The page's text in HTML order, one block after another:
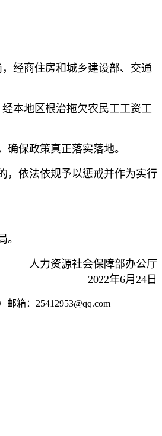
经商住房和城乡建设部、交通
本地区根治拖欠农民工工资工
保政策真正落实落地。
，依法依规予以惩戒并作为实行
人力资源社会保障部办公厅
2022年6月24日
箱：25412953@qq.com